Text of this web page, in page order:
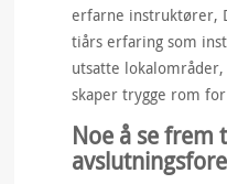
erfarne instruktører,
tiårs erfaring som
utsatte
skaper trygge rom
Noe å se frem